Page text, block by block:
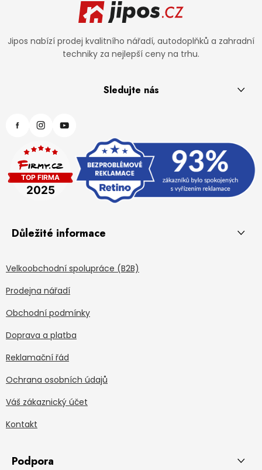
Jipos nabízí prodej kvalitního nářadí, autodoplňků a zahradní
techniky za nejlepší ceny na trhu.
Sledujte nás
Důležité informace
Velkoobchodní spolupráce (B2B)
Prodejna nářadí
Obchodní podmínky
Doprava a platba
Reklamační řád
Ochrana osobních údajů
Váš zákaznický účet
Kontakt
Podpora